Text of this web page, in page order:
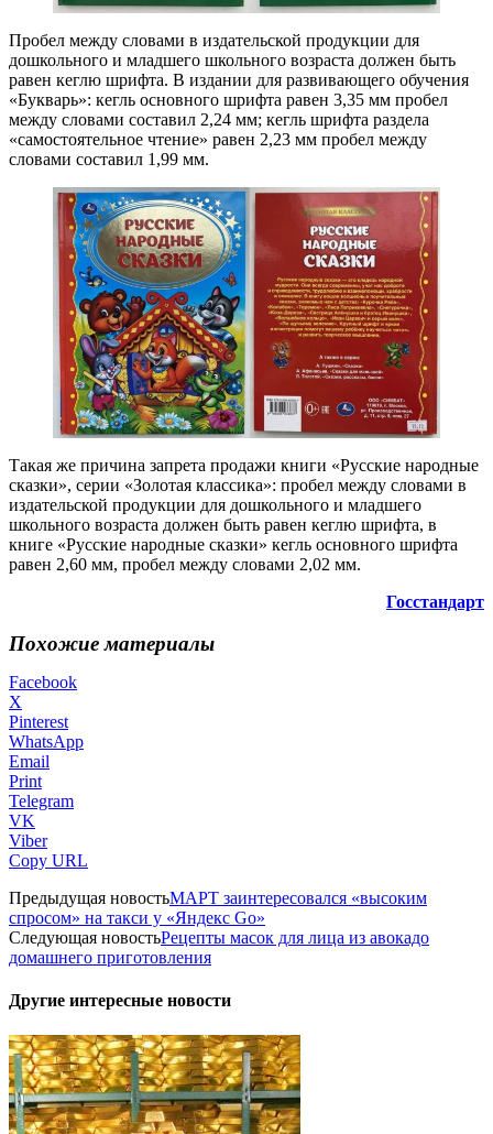
Пробел между словами в издательской продукции для
дошкольного и младшего школьного возраста должен быть
равен кеглю шрифта. В издании для развивающего обучения
«Букварь»: кегль основного шрифта равен 3,35 мм пробел
между словами составил 2,24 мм; кегль шрифта раздела
«самостоятельное чтение» равен 2,23 мм пробел между
словами составил 1,99 мм.
Такая же причина запрета продажи книги «Русские народные
сказки», серии «Золотая классика»: пробел между словами в
издательской продукции для дошкольного и младшего
школьного возраста должен быть равен кеглю шрифта, в
книге «Русские народные сказки» кегль основного шрифта
равен 2,60 мм, пробел между словами 2,02 мм.
Госстандарт
Похожие материалы
Facebook
X
Pinterest
WhatsApp
Email
Print
Telegram
VK
Viber
Copy URL
Предыдущая новостьМАРТ заинтересовался «высоким
спросом» на такси у «Яндекс Go»
Следующая новостьРецепты масок для лица из авокадо
домашнего приготовления
Другие интересные новости